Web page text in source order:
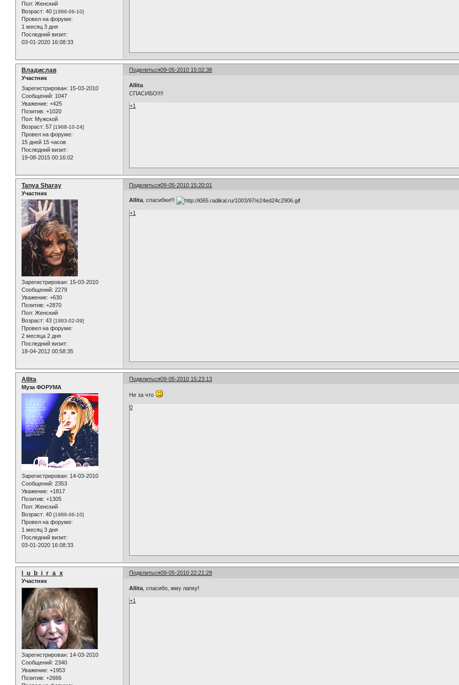
Пол: Женский
Возраст: 40 [1986-06-10]
Провел на форуме:
1 месяц 3 дня
Последний визит:
03-01-2020 16:08:33
Поделиться09-05-2010 15:02:38
Владислав
Участник
Зарегистрирован: 15-03-2010
Сообщений: 1047
Уважение: +425
Позитив: +1020
Пол: Мужской
Возраст: 57 [1968-10-24]
Провел на форуме:
15 дней 15 часов
Последний визит:
19-08-2015 00:16:02
Allita
СПАСИБО!!!!
+1
Поделиться09-05-2010 15:20:01
Tanya Sharay
Участник
Зарегистрирован: 15-03-2010
Сообщений: 2279
Уважение: +630
Позитив: +2870
Пол: Женский
Возраст: 43 [1983-02-09]
Провел на форуме:
2 месяца 2 дня
Последний визит:
18-04-2012 00:58:35
Allita , спасибки!!!
+1
Поделиться09-05-2010 15:23:13
Allita
Муза ФОРУМА
Зарегистрирован: 14-03-2010
Сообщений: 2353
Уважение: +1817
Позитив: +1305
Пол: Женский
Возраст: 40 [1986-06-10]
Провел на форуме:
1 месяц 3 дня
Последний визит:
03-01-2020 16:08:33
Не за что
0
Поделиться09-05-2010 22:21:29
l_u_b_i_r_a_x
Участник
Зарегистрирован: 14-03-2010
Сообщений: 2340
Уважение: +1953
Позитив: +2666
Allita , спасибо, жму лапку!
+1